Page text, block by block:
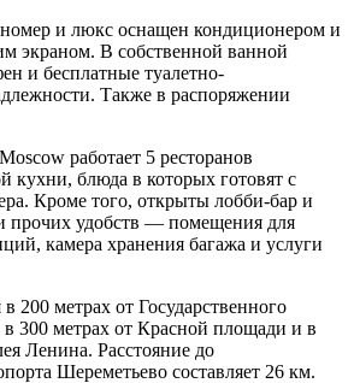
и люкс оснащен кондиционером и
экраном. В собственной ванной
и бесплатные туалетно-
Также в распоряжении
работает 5 ресторанов
кухни, блюда в которых готовят с
Кроме того, открыты лобби-бар и
прочих удобств — помещения для
камера хранения багажа и услуги
200 метрах от Государственного
в 300 метрах от Красной площади и в
Ленина. Расстояние до
Шереметьево составляет 26 км.